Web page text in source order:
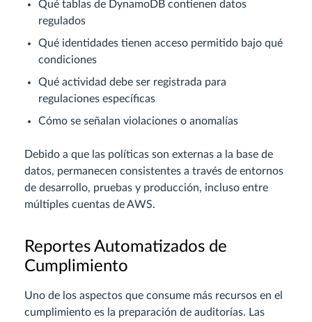
Qué tablas de DynamoDB contienen datos
regulados
Qué identidades tienen acceso permitido bajo qué
condiciones
Qué actividad debe ser registrada para
regulaciones específicas
Cómo se señalan violaciones o anomalías
Debido a que las políticas son externas a la base de
datos, permanecen consistentes a través de entornos
de desarrollo, pruebas y producción, incluso entre
múltiples cuentas de AWS.
Reportes Automatizados de
Cumplimiento
Uno de los aspectos que consume más recursos en el
cumplimiento es la preparación de auditorías. Las